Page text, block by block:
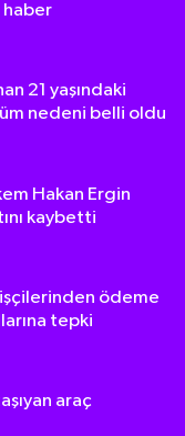
haber
21 yaşındaki
nedeni belli oldu
Hakan Ergin
kaybetti
ödeme
tepki
araç